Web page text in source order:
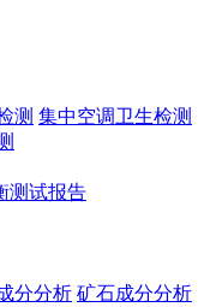
测 集中空调卫生检测
测试报告
分分析 矿石成分分析